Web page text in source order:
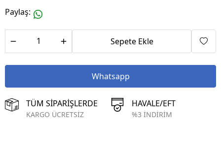
Paylaş:
Sepete Ekle
Whatsapp
TÜM SİPARİŞLERDE
KARGO ÜCRETSİZ
HAVALE/EFT
%3 İNDİRİM